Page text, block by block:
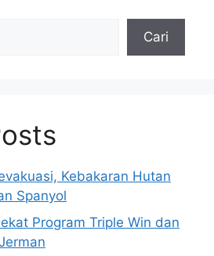
Cari
Kebakaran Hutan
Spanyol
Program Triple Win dan